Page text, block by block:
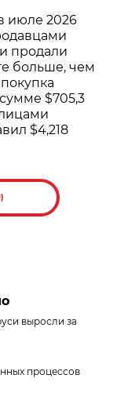
июле 2026
продали
больше, чем
$705,3
$4,218
выросли за
процессов